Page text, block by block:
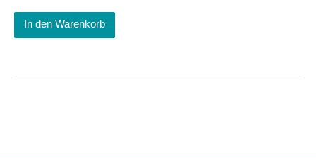
In den Warenkorb